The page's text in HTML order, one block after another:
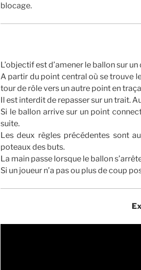
blocage.
L’objectif est d’amener le ballon sur
A partir du point central où se trouve
tour de rôle vers un autre point en
Il est interdit de repasser sur un trait.
Si le ballon arrive sur un point
suite.
Les deux règles précédentes sont
poteaux des buts.
La main passe lorsque le ballon
Si un joueur n’a pas ou plus de coup